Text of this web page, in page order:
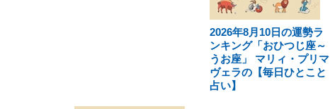
2026年8月10日の運勢ラ
ンキング「おひつじ座～
うお座」 マリィ・プリマ
ヴェラの【毎日ひとこと
占い】